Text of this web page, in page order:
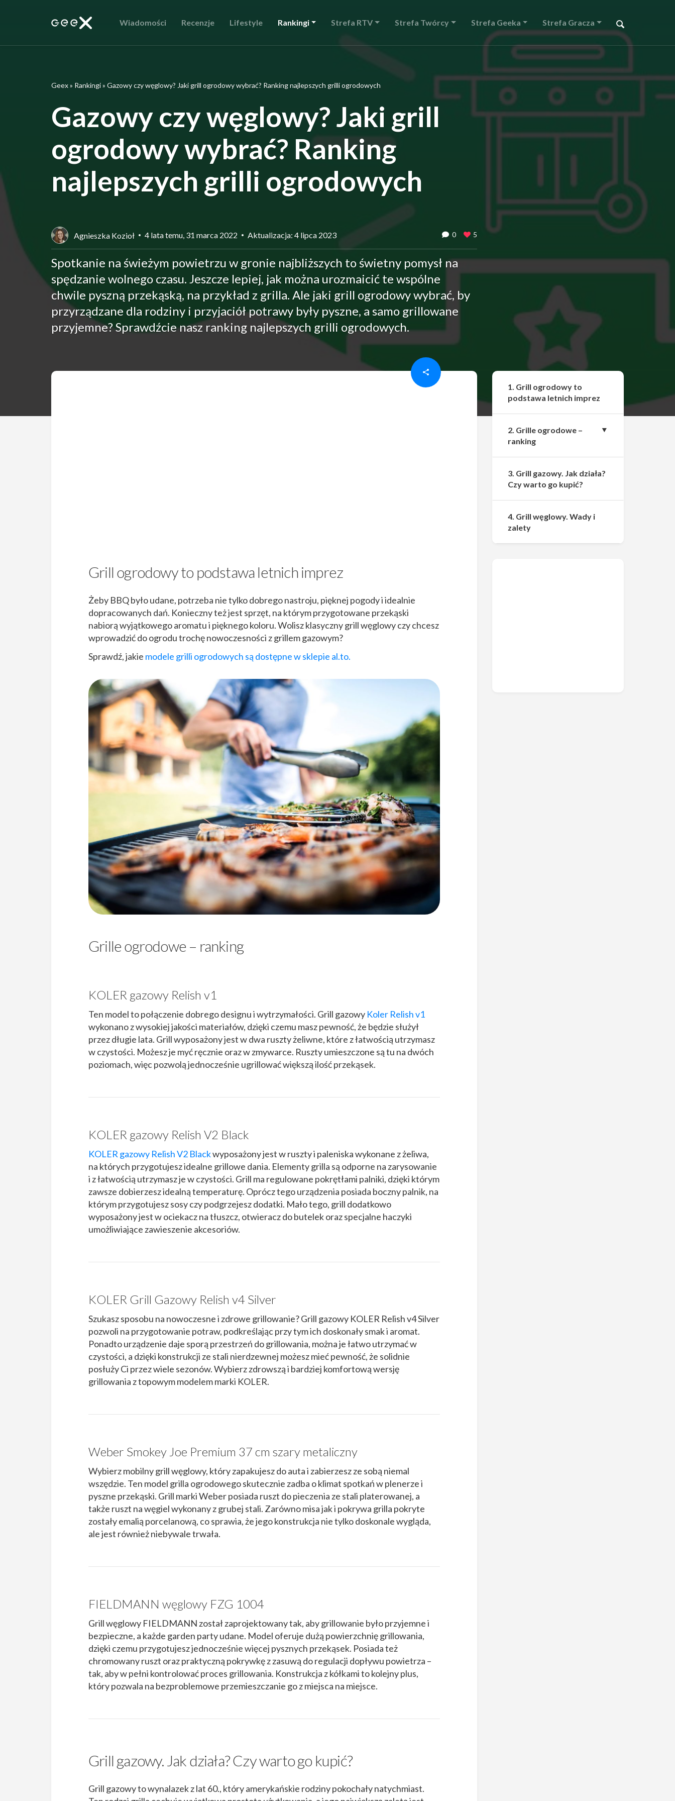
Wiadomości Recenzje Lifestyle Rankingi Strefa RTV Strefa Twórcy Strefa Geeka Strefa Gracza
Geex» Rankingi» Gazowy czy węglowy? Jaki grill ogrodowy wybrać? Ranking najlepszych grilli ogrodowych
Gazowy czy węglowy? Jaki grill
ogrodowy wybrać? Ranking
najlepszych grilli ogrodowych
Agnieszka Kozioł 4 lata temu, 31 marca 2022 Aktualizacja: 4 lipca 2023 0 5
Spotkanie na świeżym powietrzu w gronie najbliższych to świetny pomysł na
spędzanie wolnego czasu. Jeszcze lepiej, jak można urozmaicić te wspólne
chwile pyszną przekąską, na przykład z grilla. Ale jaki grill ogrodowy wybrać, by
przyrządzane dla rodziny i przyjaciół potrawy były pyszne, a samo grillowane
przyjemne? Sprawdźcie nasz ranking najlepszych grilli ogrodowych.
Grill ogrodowy to podstawa letnich imprez
Żeby BBQ było udane, potrzeba nie tylko dobrego nastroju, pięknej pogody i idealnie
dopracowanych dań. Konieczny też jest sprzęt, na którym przygotowane przekąski
nabiorą wyjątkowego aromatu i pięknego koloru. Wolisz klasyczny grill węglowy czy chcesz
wprowadzić do ogrodu trochę nowoczesności z grillem gazowym?
Sprawdź, jakie modele grilli ogrodowych są dostępne w sklepie al.to.
Grille ogrodowe – ranking
KOLER gazowy Relish v1
Ten model to połączenie dobrego designu i wytrzymałości. Grill gazowy Koler Relish v1
wykonano z wysokiej jakości materiałów, dzięki czemu masz pewność, że będzie służył
przez długie lata. Grill wyposażony jest w dwa ruszty żeliwne, które z łatwością utrzymasz
w czystości. Możesz je myć ręcznie oraz w zmywarce. Ruszty umieszczone są tu na dwóch
poziomach, więc pozwolą jednocześnie ugrillować większą ilość przekąsek.
KOLER gazowy Relish V2 Black
KOLER gazowy Relish V2 Blackwyposażony jest w ruszty i paleniska wykonane z żeliwa,
na których przygotujesz idealne grillowe dania. Elementy grilla są odporne na zarysowanie
i z łatwością utrzymasz je w czystości. Grill ma regulowane pokrętłami palniki, dzięki którym
zawsze dobierzesz idealną temperaturę. Oprócz tego urządzenia posiada boczny palnik, na
którym przygotujesz sosy czy podgrzejesz dodatki. Mało tego, grill dodatkowo
wyposażony jest w ociekacz na tłuszcz, otwieracz do butelek oraz specjalne haczyki
umożliwiające zawieszenie akcesoriów.
KOLER Grill Gazowy Relish v4 Silver
Szukasz sposobu na nowoczesne i zdrowe grillowanie? Grill gazowy KOLER Relish v4 Silver
pozwoli na przygotowanie potraw, podkreślając przy tym ich doskonały smak i aromat.
Ponadto urządzenie daje sporą przestrzeń do grillowania, można je łatwo utrzymać w
czystości, a dzięki konstrukcji ze stali nierdzewnej możesz mieć pewność, że solidnie
posłuży Ci przez wiele sezonów. Wybierz zdrowszą i bardziej komfortową wersję
grillowania z topowym modelem marki KOLER.
Weber Smokey Joe Premium 37 cm szary metaliczny
Wybierz mobilny grill węglowy, który zapakujesz do auta i zabierzesz ze sobą niemal
wszędzie. Ten model grilla ogrodowego skutecznie zadba o klimat spotkań w plenerze i
pyszne przekąski. Grill marki Weber posiada ruszt do pieczenia ze stali platerowanej, a
także ruszt na węgiel wykonany z grubej stali. Zarówno misa jak i pokrywa grilla pokryte
zostały emalią porcelanową, co sprawia, że jego konstrukcja nie tylko doskonale wygląda,
ale jest również niebywale trwała.
FIELDMANN węglowy FZG 1004
Grill węglowy FIELDMANN został zaprojektowany tak, aby grillowanie było przyjemne i
bezpieczne, a każde garden party udane. Model oferuje dużą powierzchnię grillowania,
dzięki czemu przygotujesz jednocześnie więcej pysznych przekąsek. Posiada też
chromowany ruszt oraz praktyczną pokrywkę z zasuwą do regulacji dopływu powietrza –
tak, aby w pełni kontrolować proces grillowania. Konstrukcja z kółkami to kolejny plus,
który pozwala na bezproblemowe przemieszczanie go z miejsca na miejsce.
Grill gazowy. Jak działa? Czy warto go kupić?
Grill gazowy to wynalazek z lat 60., który amerykańskie rodziny pokochały natychmiast.
1. Grill ogrodowy to
podstawa letnich imprez
2. Grille ogrodowe –
ranking
3. Grill gazowy. Jak działa?
Czy warto go kupić?
4. Grill węglowy. Wady i
zalety